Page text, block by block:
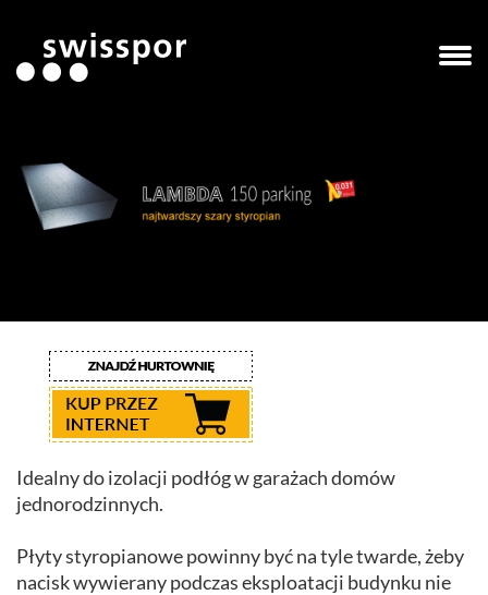
Idealny do izolacji podłóg w garażach domów
jednorodzinnych.
Płyty styropianowe powinny być na tyle twarde, żeby
nacisk wywierany podczas eksploatacji budynku nie